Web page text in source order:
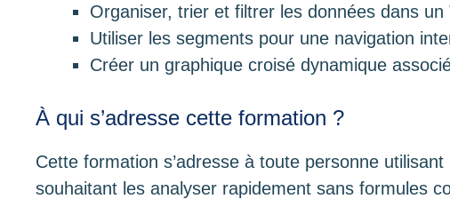
Organiser, trier et filtrer les données dans un
Utiliser les segments pour une navigation
Créer un graphique croisé dynamique
À qui s’adresse cette formation ?
Cette formation s’adresse à toute personne
souhaitant les analyser rapidement sans formules